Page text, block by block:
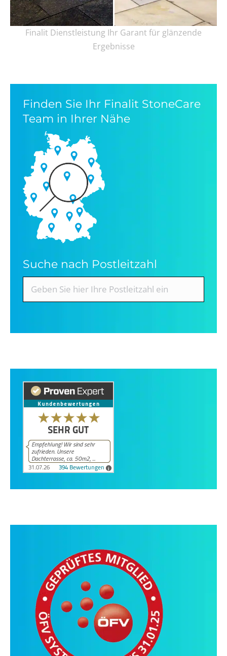
Finalit Dienstleistung Ihr Garant für glänzende
Ergebnisse
Finden Sie Ihr Finalit StoneCare
Team in Ihrer Nähe
Suche nach Postleitzahl